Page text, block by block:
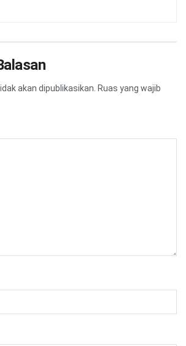
akan dipublikasikan. Ruas yang wajib